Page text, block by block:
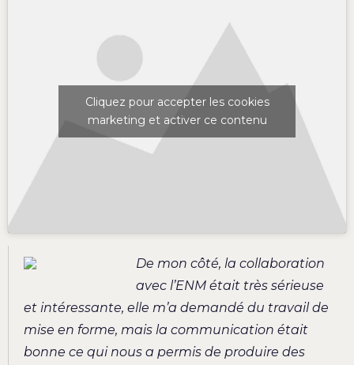
Cliquez pour accepter les cookies
marketing et activer ce contenu
De mon côté, la collaboration
avec l’ENM était très sérieuse
et intéressante, elle m’a demandé du travail de
mise en forme, mais la communication était
bonne ce qui nous a permis de produire des